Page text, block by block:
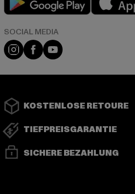
Instagram
FacebookYouTube
KOSTENLOSE RETOURE
TIEFPREISGARANTIE
SICHERE BEZAHLUNG